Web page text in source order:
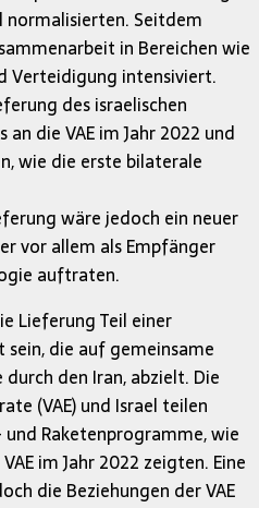
normalisierten. Seitdem
in Bereichen wie
Verteidigung intensiviert.
des israelischen
an die VAE im Jahr 2022 und
wie die erste bilaterale
wäre jedoch ein neuer
vor allem als Empfänger
auftraten.
Lieferung Teil einer
die auf gemeinsame
den Iran, abzielt. Die
(VAE) und Israel teilen
Raketenprogramme, wie
im Jahr 2022 zeigten. Eine
die Beziehungen der VAE